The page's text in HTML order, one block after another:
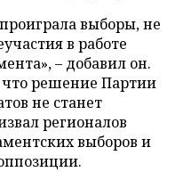
выборы, не
в работе
– добавил он.
решение Партии
не станет
регионалов
выборов и